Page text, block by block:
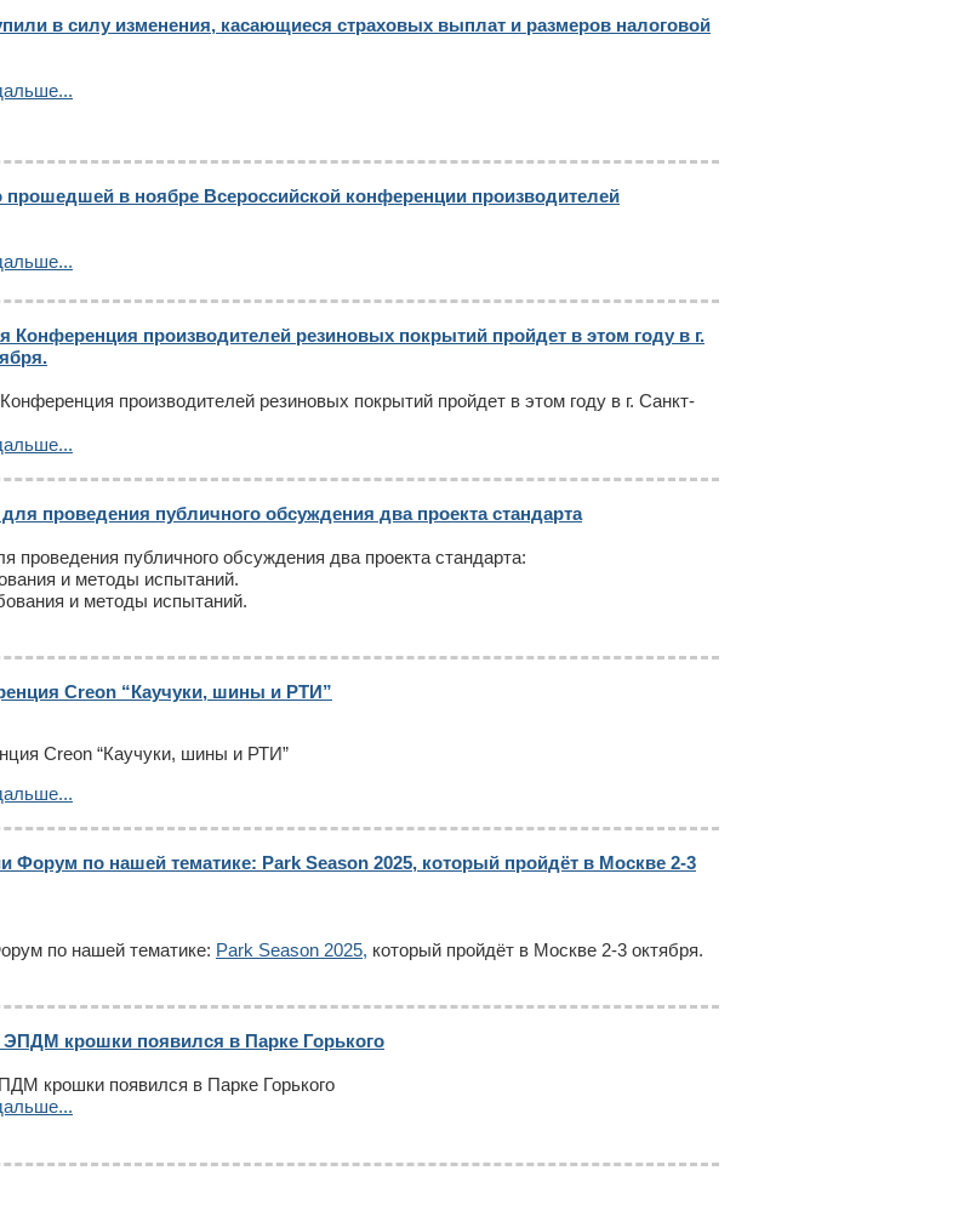
в силу изменения, касающиеся страховых выплат и размеров налоговой
прошедшей в ноябре Всероссийской конференции производителей
Конференция производителей резиновых покрытий пройдет в этом году в г.
производителей резиновых покрытий пройдет в этом году в г. Санкт-
проведения публичного обсуждения два проекта стандарта
публичного обсуждения два проекта стандарта:
и методы испытаний.
и методы испытаний.
Creon “Каучуки, шины и РТИ”
Creon “Каучуки, шины и РТИ”
Форум по нашей тематике: Park Season 2025, который пройдёт в Москве 2-3
по нашей тематике: Park Season 2025, который пройдёт в Москве 2-3 октября.
ЭПДМ крошки появился в Парке Горького
крошки появился в Парке Горького